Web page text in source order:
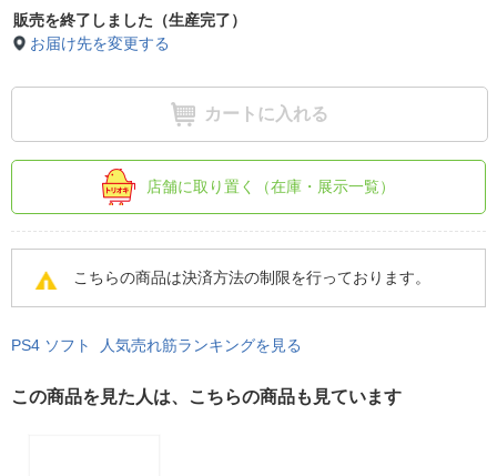
販売を終了しました（生産完了）
お届け先を変更する
カートに入れる
店舗に取り置く（在庫・展示一覧）
こちらの商品は決済方法の制限を行っております。
PS4 ソフト 人気売れ筋ランキングを見る
この商品を見た人は、こちらの商品も見ています